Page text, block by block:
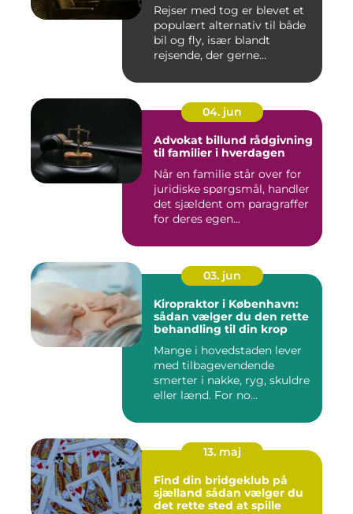
Rejser med tog er blevet et
populært alternativ til både
bil og fly, især blandt
rejsende, der gerne...
04. jun
Advokat billund rådgivning
til familier i hverdagen
Når en familie står over for
juridiske spørgsmål, handler
det sjældent om paragraffer
for deres egen...
03. jun
Kiropraktor i København:
sådan vælger du den rette
behandling til din krop
Mange i hovedstaden lever
med tilbagevendende
smerter i nakke, ryg, skuldre
eller lænd. For no...
13. maj
Find din bridgeklub på
sjælland sådan vælger du
det rette sted at spille